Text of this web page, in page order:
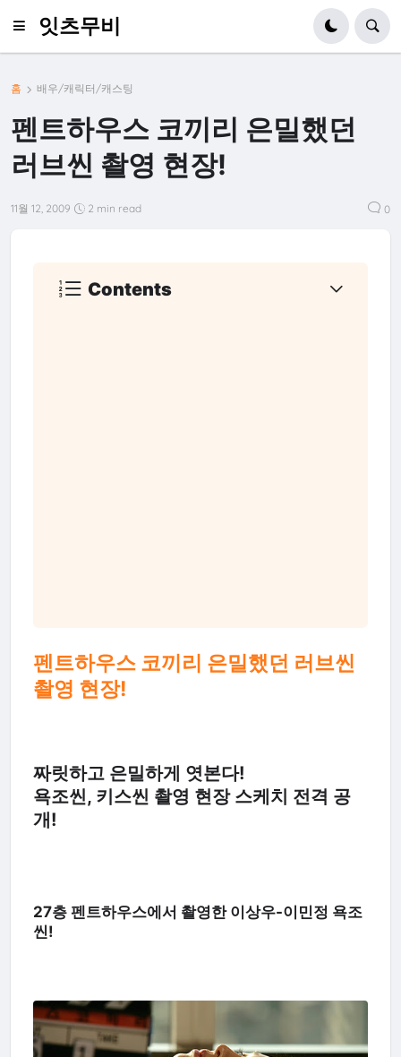
잇츠무비
홈 배우/캐릭터/캐스팅
펜트하우스 코끼리 은밀했던
러브씬 촬영 현장!
11월 12, 2009 2 min read 0
Contents
펜트하우스 코끼리 은밀했던 러브씬
촬영 현장!
짜릿하고 은밀하게 엿본다!
욕조씬, 키스씬 촬영 현장 스케치 전격 공
개!
27층 펜트하우스에서 촬영한 이상우-이민정 욕조
씬!